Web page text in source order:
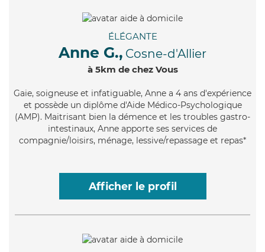
ÉLÉGANTE
Anne G., Cosne-d'Allier
à 5km de chez Vous
Gaie, soigneuse et infatiguable, Anne a 4 ans d'expérience
et possède un diplôme d'Aide Médico-Psychologique
(AMP). Maitrisant bien la démence et les troubles gastro-
intestinaux, Anne apporte ses services de
compagnie/loisirs, ménage, lessive/repassage et repas*
Afficher le profil